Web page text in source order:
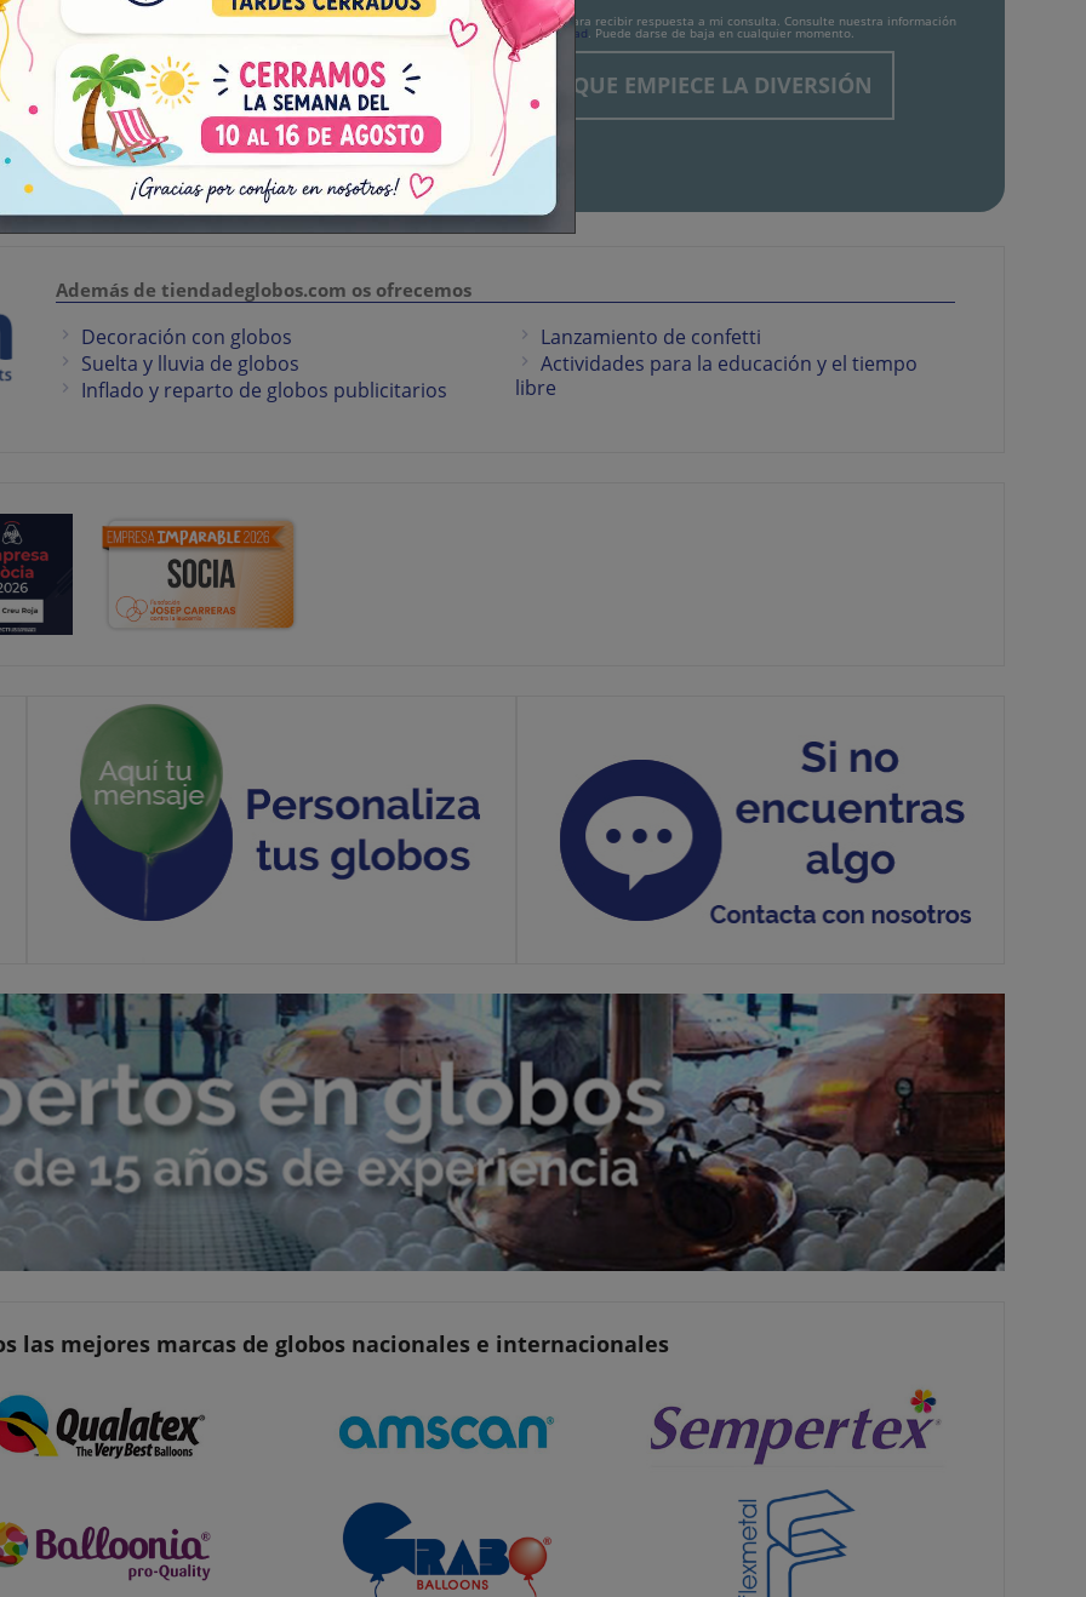
Acepto el tratamiento de mis datos para recibir respuesta a mi consulta. Consulte nuestra información
en el aviso legalypolítica de privacidad . Puede darse de baja en cualquier momento.
Además de tiendadeglobos.com os ofrecemos
Decoración con globos
Suelta y lluvia de globos
Inflado y reparto de globos publicitarios
Lanzamiento de confetti
Actividades para la educación y el tiempo
libre
las mejores marcas de globos nacionales e internacionales